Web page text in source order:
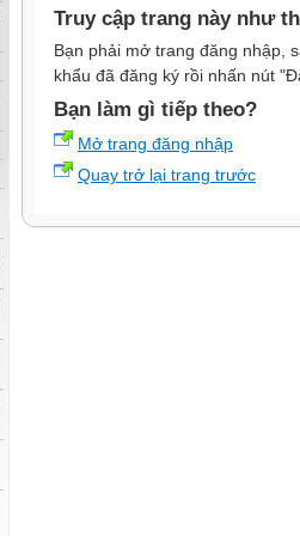
Truy cập trang này như
Bạn phải mở trang đăng nhập,
khẩu đã đăng ký rồi nhấn nút
Bạn làm gì tiếp theo?
Mở trang đăng nhập
Quay trở lại trang trước